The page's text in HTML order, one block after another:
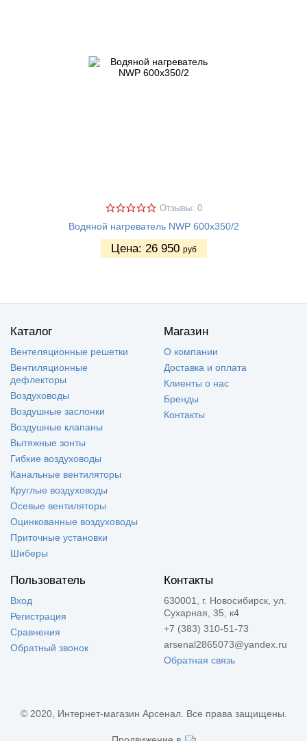
Отзывы: 0
Водяной нагреватель NWP 600х350/2
Цена: 26 950 руб
Каталог
Вентеляционные решетки
Вентиляционные
дефлекторы
Воздуховоды
Воздушные заслонки
Воздушные клапаны
Вытяжные зонты
Гибкие воздуховоды
Канальные вентиляторы
Круглые воздуховоды
Осевые вентиляторы
Оцинкованные воздуховоды
Приточные установки
Шиберы
Магазин
О компании
Доставка и оплата
Клиенты о нас
Бренды
Контакты
Пользователь
Вход
Регистрация
Сравнения
Обратный звонок
Контакты
630001, г. Новосибирск, ул.
Сухарная, 35, к4
+7 (383) 310-51-73
arsenal2865073@yandex.ru
Обратная связь
© 2020, Интернет-магазин Арсенал. Все права защищены.